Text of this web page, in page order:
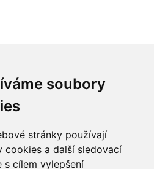
soubory
stránky používají
cookies a další sledovací
s cílem vylepšení